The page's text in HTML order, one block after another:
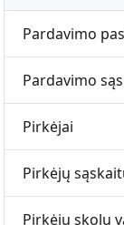
Pardavimo
Pardavimo
Pirkėjai
Pirkėjų
Pirkėjų skolų